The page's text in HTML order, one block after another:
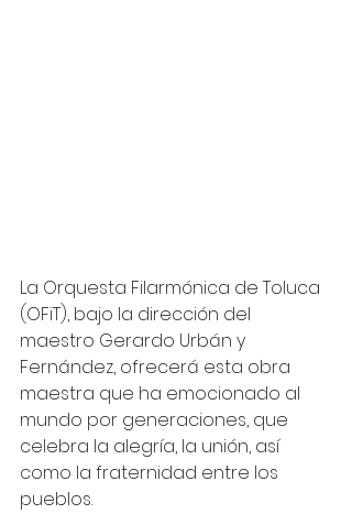
La Orquesta Filarmónica de Toluca
(OFiT), bajo la dirección del
maestro Gerardo Urbán y
Fernández, ofrecerá esta obra
maestra que ha emocionado al
mundo por generaciones, que
celebra la alegría, la unión, así
como la fraternidad entre los
pueblos.